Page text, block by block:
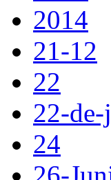
2014
21-12
22
22-
24